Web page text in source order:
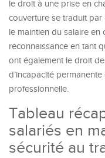
le droit à une prise en
couverture se traduit
le maintien du salaire en
reconnaissance en tant
ont également le droit
d’incapacité
professionnelle.
Tableau
salariés en
sécurité au